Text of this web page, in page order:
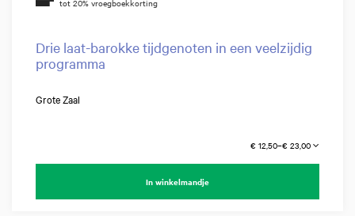
Drie laat-barokke tijdgenoten in een veelzijdig
programma
Grote Zaal
€ 12,50–€ 23,00
In winkelmandje